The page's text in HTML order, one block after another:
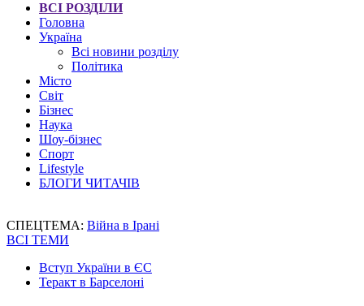
ВСІ РОЗДІЛИ
Головна
Україна
Всі новини розділу
Політика
Місто
Світ
Бізнес
Наука
Шоу-бізнес
Спорт
Lifestyle
БЛОГИ ЧИТАЧІВ
СПЕЦТЕМА: Війна в Ірані
ВСІ ТЕМИ
Вступ України в ЄС
Теракт в Барселоні